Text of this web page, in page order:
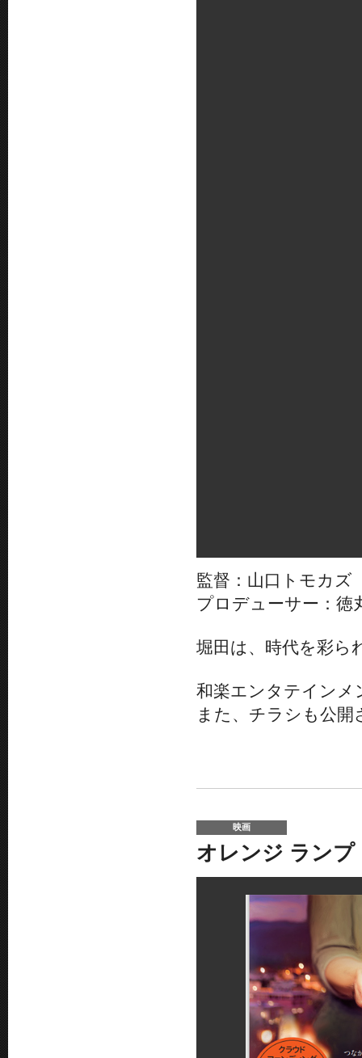
監督：山口トモカズ
プロデューサー：徳
堀田は、時代を彩ら
和楽エンタテイン
また、チラシも公
映画
オレンジ ランプ